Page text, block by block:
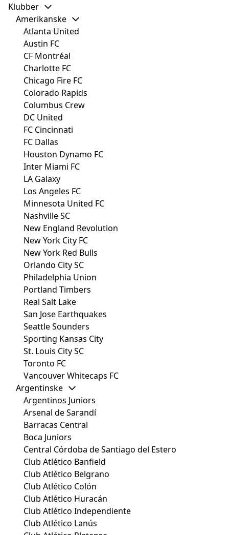
Klubber
Amerikanske
Atlanta United
Austin FC
CF Montréal
Charlotte FC
Chicago Fire FC
Colorado Rapids
Columbus Crew
DC United
FC Cincinnati
FC Dallas
Houston Dynamo FC
Inter Miami FC
LA Galaxy
Los Angeles FC
Minnesota United FC
Nashville SC
New England Revolution
New York City FC
New York Red Bulls
Orlando City SC
Philadelphia Union
Portland Timbers
Real Salt Lake
San Jose Earthquakes
Seattle Sounders
Sporting Kansas City
St. Louis City SC
Toronto FC
Vancouver Whitecaps FC
Argentinske
Argentinos Juniors
Arsenal de Sarandí
Barracas Central
Boca Juniors
Central Córdoba de Santiago del Estero
Club Atlético Banfield
Club Atlético Belgrano
Club Atlético Colón
Club Atlético Huracán
Club Atlético Independiente
Club Atlético Lanús